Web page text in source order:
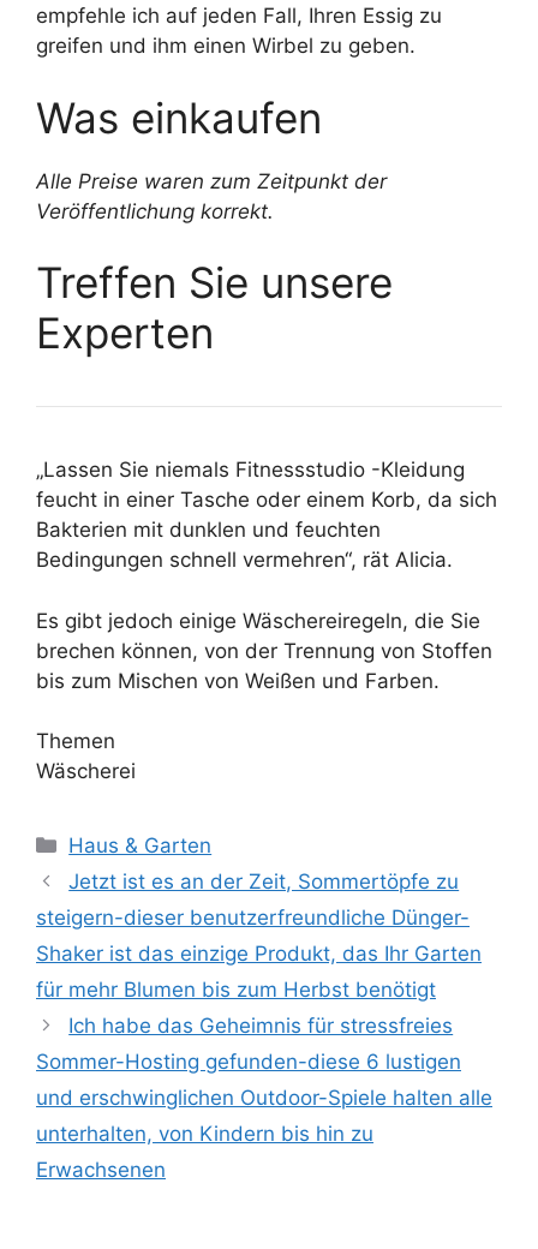
empfehle ich auf jeden Fall, Ihren Essig zu
greifen und ihm einen Wirbel zu geben.
Was einkaufen
Alle Preise waren zum Zeitpunkt der
Veröffentlichung korrekt.
Treffen Sie unsere
Experten
„Lassen Sie niemals Fitnessstudio -Kleidung
feucht in einer Tasche oder einem Korb, da sich
Bakterien mit dunklen und feuchten
Bedingungen schnell vermehren“, rät Alicia.
Es gibt jedoch einige Wäschereiregeln, die Sie
brechen können, von der Trennung von Stoffen
bis zum Mischen von Weißen und Farben.
Themen
Wäscherei
Kategorien
Haus & Garten
Jetzt ist es an der Zeit, Sommertöpfe zu
steigern-dieser benutzerfreundliche Dünger-
Shaker ist das einzige Produkt, das Ihr Garten
für mehr Blumen bis zum Herbst benötigt
Ich habe das Geheimnis für stressfreies
Sommer-Hosting gefunden-diese 6 lustigen
und erschwinglichen Outdoor-Spiele halten alle
unterhalten, von Kindern bis hin zu
Erwachsenen